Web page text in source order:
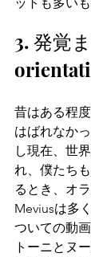
3. 発覚
昔はある程
はばれなか
し現在、世
れ、僕たち
るとき、オ
Meviusは多
ついての動
トーニとヌ